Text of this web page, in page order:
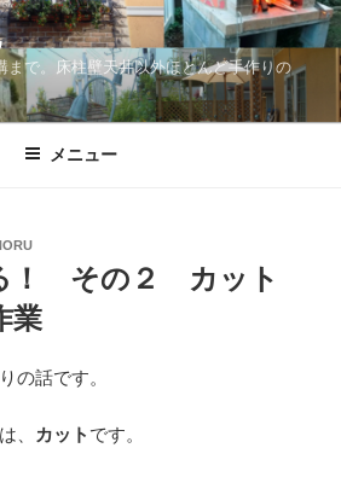
まで。床柱壁天井以外ほとんど手作りの
メニュー
！ その２ カット
業
の話です。
、 カット です。